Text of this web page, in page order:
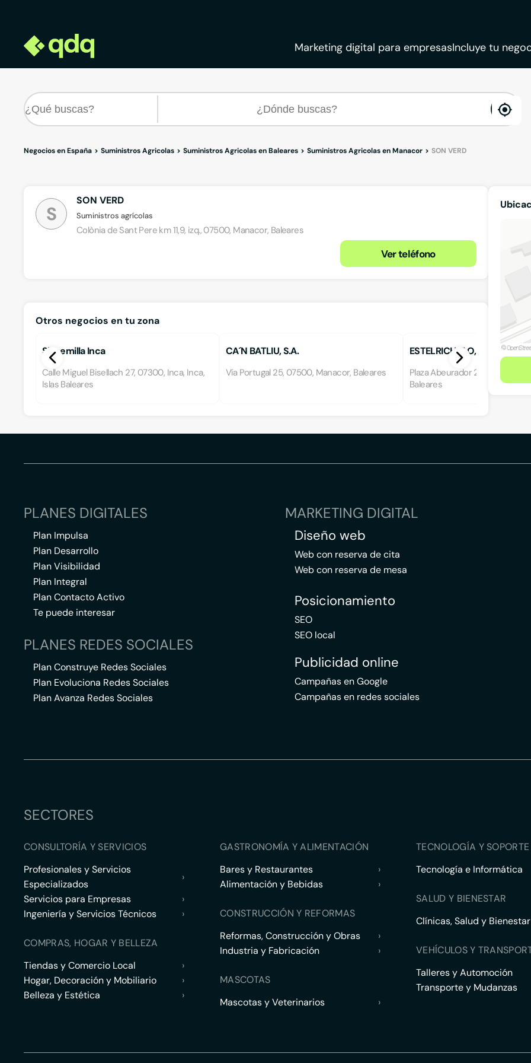
Marketing digital para empresasIncluye tu
Negocios en España Suministros Agricolas Suministros Agricolas en Baleares Suministros Agricolas en Manacor SON VERD
S
SON VERD
Suministros agrícolas
Colònia de Sant Pere km 11,9, izq., 07500, Manacor, Baleares
Ver teléfono
Otros negocios en tu zona
Sinsemilla Inca
Calle Miguel Bisellach 27, 07300, Inca, Inca,
Islas Baleares
CA´N BATLIU, S.A.
Vía Portugal 25, 07500, Manacor, Baleares
ESTELRICH FLO, J.
Plaza Abeurador 2, 07450, Santa
Baleares
PLANES DIGITALES
Plan Impulsa
Plan Desarrollo
Plan Visibilidad
Plan Integral
Plan Contacto Activo
Te puede interesar
PLANES REDES SOCIALES
Plan Construye Redes Sociales
Plan Evoluciona Redes Sociales
Plan Avanza Redes Sociales
MARKETING DIGITAL
Diseño web
Web con reserva de cita
Web con reserva de mesa
Posicionamiento
SEO
SEO local
Publicidad online
Campañas en Google
Campañas en redes sociales
SECTORES
CONSULTORÍA Y SERVICIOS
Profesionales y Servicios
Especializados
›
Servicios para Empresas
›
Ingeniería y Servicios Técnicos
›
COMPRAS, HOGAR Y BELLEZA
Tiendas y Comercio Local
›
Hogar, Decoración y Mobiliario
›
Belleza y Estética
›
GASTRONOMÍA Y ALIMENTACIÓN
Bares y Restaurantes
›
Alimentación y Bebidas
›
CONSTRUCCIÓN Y REFORMAS
Reformas, Construcción y Obras
›
Industria y Fabricación
›
MASCOTAS
Mascotas y Veterinarios
›
TECNOLOGÍA Y
Tecnología e Informática
SALUD Y BIENESTAR
Clínicas, Salud y Bienestar
VEHÍCULOS Y
Talleres y Automoción
Transporte y Mudanzas